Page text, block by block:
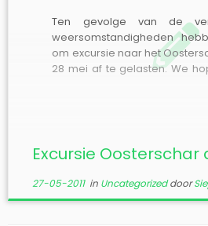
Ten gevolge van de
weersomstandigheden
om excursie naar het
28 mei af te gelasten. We
Excursie
27-05-2011in Uncategorizeddoor